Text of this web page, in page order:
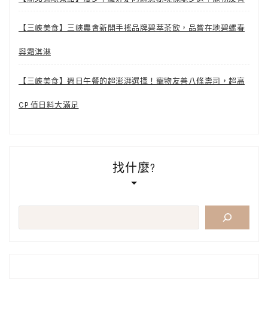
【三峽美食】三峽農會新開手搖品牌碧萃茶飲，品嘗在地碧螺春
與霜淇淋
【三峽美食】週日午餐的超澎湃選擇！寵物友善八條壽司，超高
CP 值日料大滿足
找什麼?